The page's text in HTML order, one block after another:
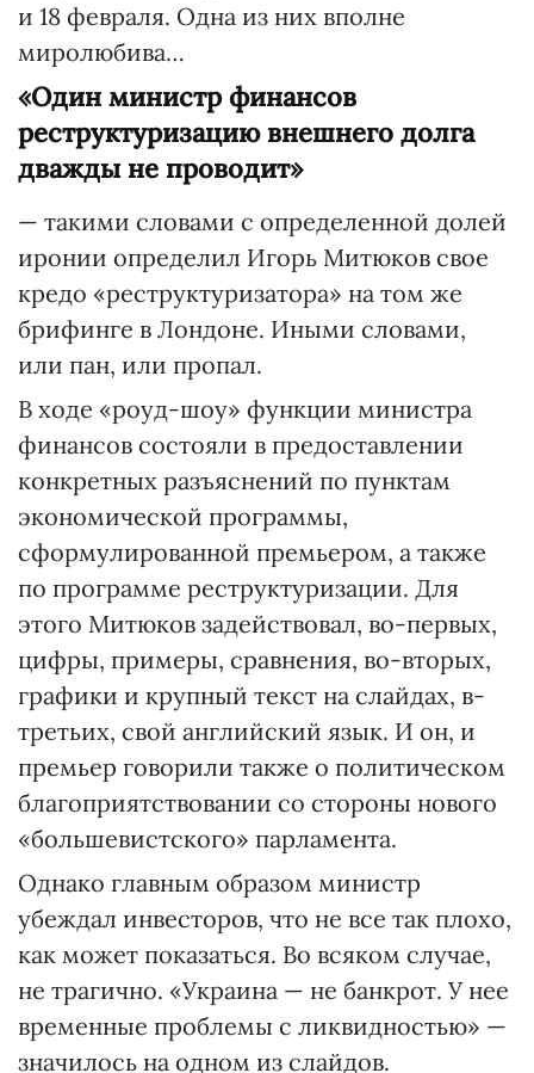
и 18 февраля. Одна из них вполне
миролюбива…
«Один министр финансов
реструктуризацию внешнего долга
дважды не проводит»
— такими словами с определенной долей
иронии определил Игорь Митюков свое
кредо «реструктуризатора» на том же
брифинге в Лондоне. Иными словами,
или пан, или пропал.
В ходе «роуд-шоу» функции министра
финансов состояли в предоставлении
конкретных разъяснений по пунктам
экономической программы,
сформулированной премьером, а также
по программе реструктуризации. Для
этого Митюков задействовал, во-первых,
цифры, примеры, сравнения, во-вторых,
графики и крупный текст на слайдах, в-
третьих, свой английский язык. И он, и
премьер говорили также о политическом
благоприятствовании со стороны нового
«большевистского» парламента.
Однако главным образом министр
убеждал инвесторов, что не все так плохо,
как может показаться. Во всяком случае,
не трагично. «Украина — не банкрот. У нее
временные проблемы с ликвидностью» —
значилось на одном из слайдов.